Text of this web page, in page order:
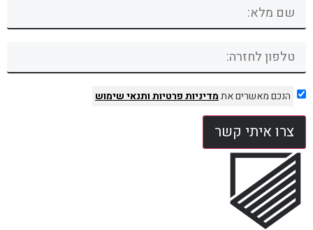
הנכם מאשרים אתמדיניות פרטיותותנאי שימוש
צרו איתי קשר